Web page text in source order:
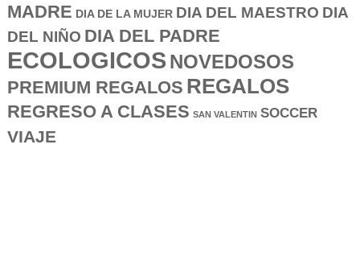
MADRE DIA DE LA MUJER DIA DEL MAESTRO DIA
DEL NIÑO DIA DEL PADRE
ECOLOGICOSNOVEDOSOS
PREMIUM REGALOS REGALOS
REGRESO A CLASES SAN VALENTIN SOCCER
VIAJE